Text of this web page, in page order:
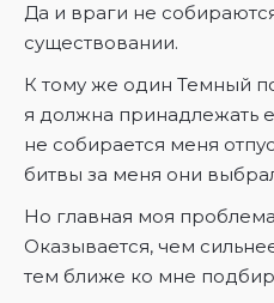
Да и враги не
существовании.
К тому же один Темный
я должна принадлежать
не собирается меня
битвы за меня они
Но главная моя
Оказывается, чем
тем ближе ко мне